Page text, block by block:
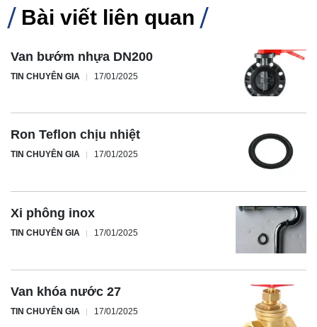
Bài viết liên quan
Van bướm nhựa DN200
TIN CHUYÊN GIA 17/01/2025
Ron Teflon chịu nhiệt
TIN CHUYÊN GIA 17/01/2025
Xi phông inox
TIN CHUYÊN GIA 17/01/2025
Van khóa nước 27
TIN CHUYÊN GIA 17/01/2025